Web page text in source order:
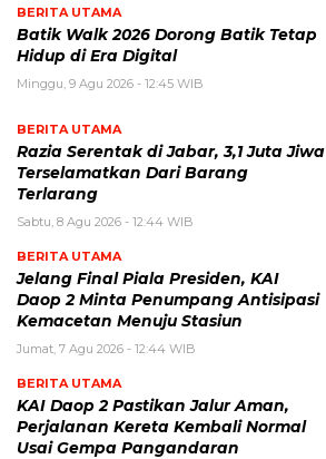
BERITA UTAMA
Batik Walk 2026 Dorong Batik Tetap
Hidup di Era Digital
Minggu, 9 Agu 2026 - 12:45 WIB
BERITA UTAMA
Razia Serentak di Jabar, 3,1 Juta Jiwa
Terselamatkan Dari Barang
Terlarang
Sabtu, 8 Agu 2026 - 12:44 WIB
BERITA UTAMA
Jelang Final Piala Presiden, KAI
Daop 2 Minta Penumpang Antisipasi
Kemacetan Menuju Stasiun
Jumat, 7 Agu 2026 - 12:44 WIB
BERITA UTAMA
KAI Daop 2 Pastikan Jalur Aman,
Perjalanan Kereta Kembali Normal
Usai Gempa Pangandaran